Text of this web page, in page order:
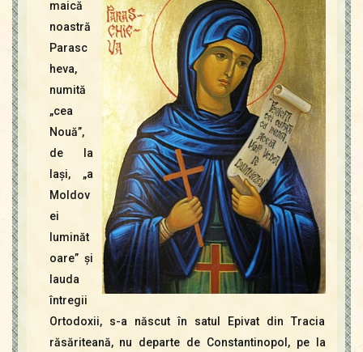
Icoane
Mărgăritare
Calendar
Glosar
Repere
Contact
maică
noastră
Parasc
heva,
numită
„cea
Nouă”,
de la
Iaşi, „a
Moldov
ei
luminăt
oare” şi
lauda
întregii
Ortodoxii, s-a născut în satul Epivat din Tracia
răsăriteană, nu departe de Constantinopol, pe la